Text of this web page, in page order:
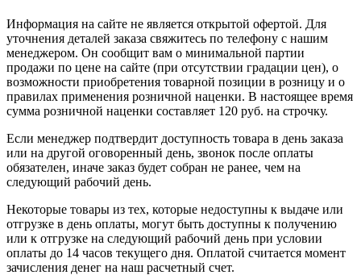
Информация на сайте не является открытой офертой. Для
уточнения деталей заказа свяжитесь по телефону с нашим
менеджером. Он сообщит вам о минимальной партии
продажи по цене на сайте (при отсутствии градации цен), о
возможности приобретения товарной позиции в розницу и о
правилах применения розничной наценки. В настоящее время
сумма розничной наценки составляет 120 руб. на строчку.
Если менеджер подтвердит доступность товара в день заказа
или на другой оговоренный день, звонок после оплаты
обязателен, иначе заказ будет собран не ранее, чем на
следующий рабочий день.
Некоторые товары из тех, которые недоступны к выдаче или
отгрузке в день оплаты, могут быть доступны к получению
или к отгрузке на следующий рабочий день при условии
оплаты до 14 часов текущего дня. Оплатой считается момент
зачисления денег на наш расчетный счет.